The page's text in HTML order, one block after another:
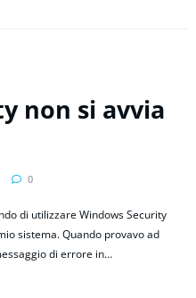
non si avvia
0
di utilizzare Windows Security
sistema. Quando provavo ad
di errore in…